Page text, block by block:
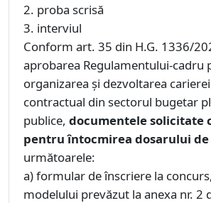
2. proba scrisă
3. interviul
Conform art. 35 din H.G. 1336/
aprobarea Regulamentului-cadru
organizarea şi dezvoltarea
contractual din sectorul bugetar
publice, documentele solicitate
pentru întocmirea dosarului de
următoarele:
a) formular de înscriere la
modelului prevăzut la anexa nr. 2